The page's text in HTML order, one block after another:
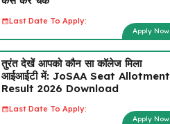
Last Date To Apply:
Apply Now
तुरंत देखें आपको कौन सा कॉलेज मिला
आईआईटी में: JoSAA Seat Allotment
Result 2026 Download
Last Date To Apply:
Apply Now